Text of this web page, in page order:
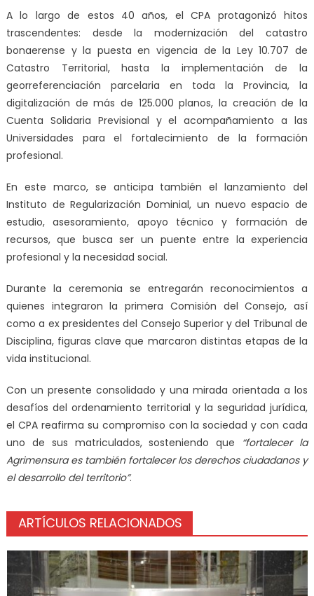
A lo largo de estos 40 años, el CPA protagonizó hitos
trascendentes: desde la modernización del catastro
bonaerense y la puesta en vigencia de la Ley 10.707 de
Catastro Territorial, hasta la implementación de la
georreferenciación parcelaria en toda la Provincia, la
digitalización de más de 125.000 planos, la creación de la
Cuenta Solidaria Previsional y el acompañamiento a las
Universidades para el fortalecimiento de la formación
profesional.
En este marco, se anticipa también el lanzamiento del
Instituto de Regularización Dominial, un nuevo espacio de
estudio, asesoramiento, apoyo técnico y formación de
recursos, que busca ser un puente entre la experiencia
profesional y la necesidad social.
Durante la ceremonia se entregarán reconocimientos a
quienes integraron la primera Comisión del Consejo, así
como a ex presidentes del Consejo Superior y del Tribunal de
Disciplina, figuras clave que marcaron distintas etapas de la
vida institucional.
Con un presente consolidado y una mirada orientada a los
desafíos del ordenamiento territorial y la seguridad jurídica,
el CPA reafirma su compromiso con la sociedad y con cada
uno de sus matriculados, sosteniendo que “fortalecer la
Agrimensura es también fortalecer los derechos ciudadanos y
el desarrollo del territorio”.
ARTÍCULOS RELACIONADOS